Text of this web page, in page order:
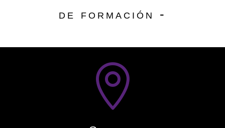
de formación -
